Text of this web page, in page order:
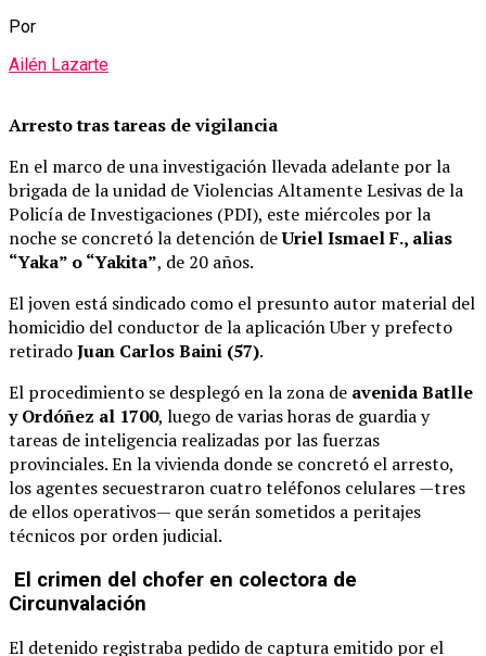
Por
Ailén Lazarte
Arresto tras tareas de vigilancia
En el marco de una investigación llevada adelante por la
brigada de la unidad de Violencias Altamente Lesivas de la
Policía de Investigaciones (PDI), este miércoles por la
noche se concretó la detención deUriel Ismael F., alias
“Yaka” o “Yakita”, de 20 años.
El joven está sindicado como el presunto autor material del
homicidio del conductor de la aplicación Uber y prefecto
retiradoJuan Carlos Baini (57).
El procedimiento se desplegó en la zona de avenida Batlle
y Ordóñez al 1700, luego de varias horas de guardia y
tareas de inteligencia realizadas por las fuerzas
provinciales. En la vivienda donde se concretó el arresto,
los agentes secuestraron cuatro teléfonos celulares —tres
de ellos operativos— que serán sometidos a peritajes
técnicos por orden judicial.
El crimen del chofer en colectora de
Circunvalación
El detenido registraba pedido de captura emitido por el